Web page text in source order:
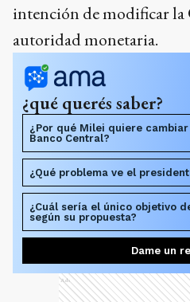
intención de modificar la
autoridad monetaria.
¿qué querés saber?
¿Por qué Milei quiere
Banco Central?
¿Qué problema ve el
¿Cuál sería el único objetivo
según su propuesta?
Dame un
Ads